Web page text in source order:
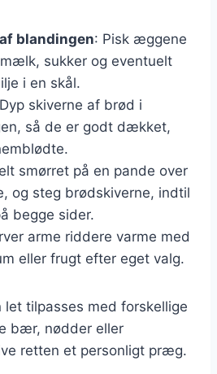
blandingen: Pisk æggene
sukker og eventuelt
i en skål.
skiverne af brød i
så de er godt dækket,
smørret på en pande over
og steg brødskiverne, indtil
begge sider.
arme riddere varme med
eller frugt efter eget valg.
let tilpasses med forskellige
bær, nødder eller
retten et personligt præg.